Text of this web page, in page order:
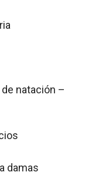
natación –
damas